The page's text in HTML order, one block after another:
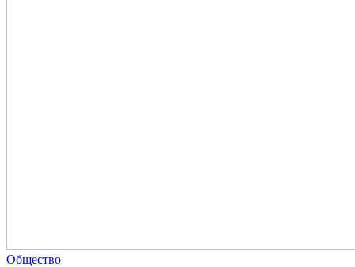
Общество